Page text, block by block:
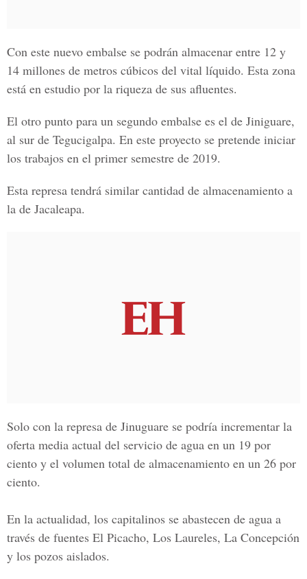
Con este nuevo embalse se podrán almacenar entre 12 y
14 millones de metros cúbicos del vital líquido. Esta zona
está en estudio por la riqueza de sus afluentes.
El otro punto para un segundo embalse es el de Jiniguare,
al sur de Tegucigalpa. En este proyecto se pretende iniciar
los trabajos en el primer semestre de 2019.
Esta represa tendrá similar cantidad de almacenamiento a
la de Jacaleapa.
Solo con la represa de Jinuguare se podría incrementar la
oferta media actual del servicio de agua en un 19 por
ciento y el volumen total de almacenamiento en un 26 por
ciento.
En la actualidad, los capitalinos se abastecen de agua a
través de fuentes El Picacho, Los Laureles, La Concepción
y los pozos aislados.